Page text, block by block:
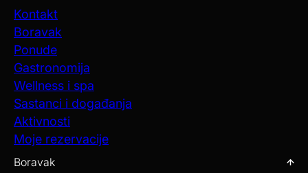
Kontakt
Boravak
Ponude
Gastronomija
Wellness i spa
Sastanci i događanja
Aktivnosti
Moje rezervacije
Boravak